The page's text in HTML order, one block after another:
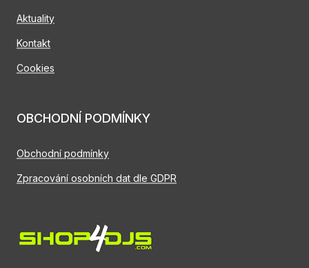
Aktuality
Kontakt
Cookies
OBCHODNÍ PODMÍNKY
Obchodní podmínky
Zpracování osobních dat dle GDPR